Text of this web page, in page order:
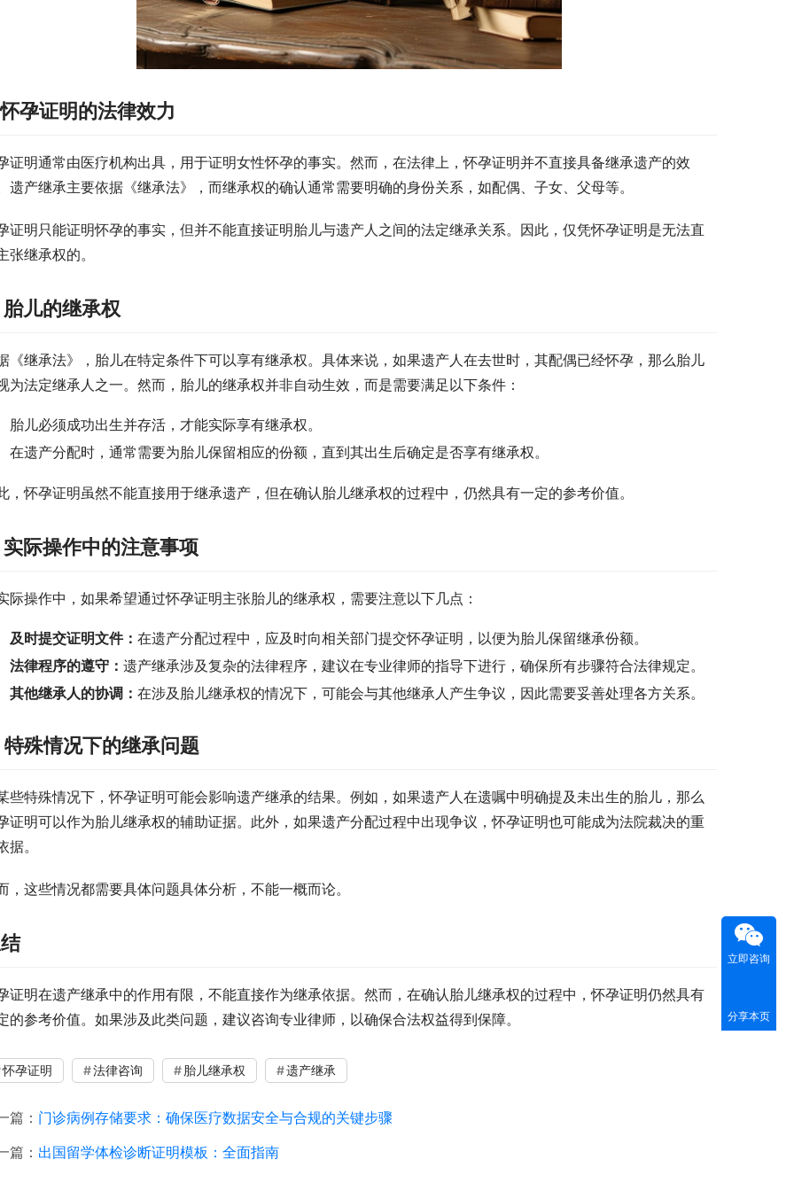
孕证明的法律效力
证明通常由医疗机构出具，用于证明女性怀孕的事实。然而，在法律上，怀孕证明并不直接具备继承遗产的效
遗产继承主要依据《继承法》，而继承权的确认通常需要明确的身份关系，如配偶、子女、父母等。
证明只能证明怀孕的事实，但并不能直接证明胎儿与遗产人之间的法定继承关系。因此，仅凭怀孕证明是无法直
张继承权的。
儿的继承权
《继承法》，胎儿在特定条件下可以享有继承权。具体来说，如果遗产人在去世时，其配偶已经怀孕，那么胎儿
为法定继承人之一。然而，胎儿的继承权并非自动生效，而是需要满足以下条件：
胎儿必须成功出生并存活，才能实际享有继承权。
在遗产分配时，通常需要为胎儿保留相应的份额，直到其出生后确定是否享有继承权。
，怀孕证明虽然不能直接用于继承遗产，但在确认胎儿继承权的过程中，仍然具有一定的参考价值。
际操作中的注意事项
际操作中，如果希望通过怀孕证明主张胎儿的继承权，需要注意以下几点：
及时提交证明文件： 在遗产分配过程中，应及时向相关部门提交怀孕证明，以便为胎儿保留继承份额。
法律程序的遵守： 遗产继承涉及复杂的法律程序，建议在专业律师的指导下进行，确保所有步骤符合法律规定。
其他继承人的协调： 在涉及胎儿继承权的情况下，可能会与其他继承人产生争议，因此需要妥善处理各方关系。
殊情况下的继承问题
些特殊情况下，怀孕证明可能会影响遗产继承的结果。例如，如果遗产人在遗嘱中明确提及未出生的胎儿，那么
证明可以作为胎儿继承权的辅助证据。此外，如果遗产分配过程中出现争议，怀孕证明也可能成为法院裁决的重
据。
，这些情况都需要具体问题具体分析，不能一概而论。
证明在遗产继承中的作用有限，不能直接作为继承依据。然而，在确认胎儿继承权的过程中，怀孕证明仍然具有
的参考价值。如果涉及此类问题，建议咨询专业律师，以确保合法权益得到保障。
怀孕证明 法律咨询 胎儿继承权 遗产继承
篇： 门诊病例存储要求：确保医疗数据安全与合规的关键步骤
篇： 出国留学体检诊断证明模板：全面指南
立即咨询
分享本页